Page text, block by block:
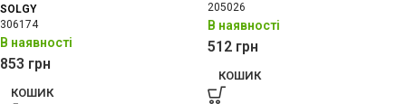
SOLGY
306174
В наявності
853 грн
КОШИК
205026
В наявності
512 грн
КОШИК